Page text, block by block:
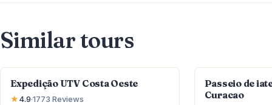
Similar tours
Expedição UTV Costa Oeste
★4.9·1773 Reviews
Passeio de
Curacao